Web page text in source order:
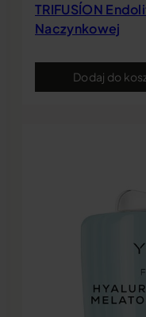
TRIFUSÍON
Naczynkowej
Dodaj do